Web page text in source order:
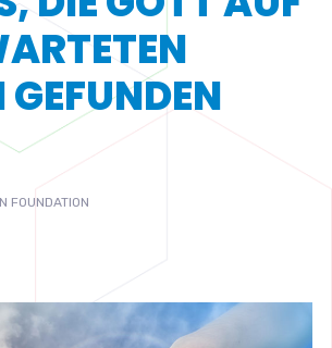
GEFUNDEN
FOUNDATION